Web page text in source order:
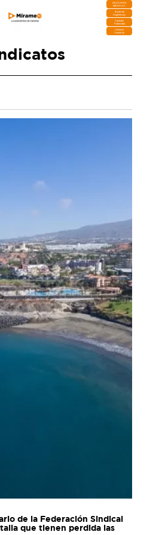
DESCARGA
MIRAPLAY
Buzón de
Sugerencias
Contratar
Publicidad
Contacto
Comercial
de la Federación Sindical
que tienen perdida las